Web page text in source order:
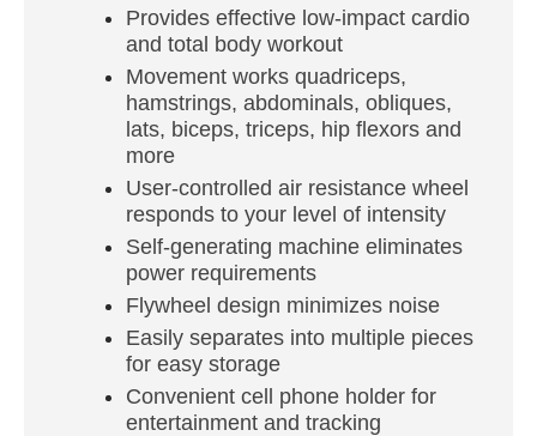
Provides effective low-impact cardio
and total body workout
Movement works quadriceps,
hamstrings, abdominals, obliques,
lats, biceps, triceps, hip flexors and
more
User-controlled air resistance wheel
responds to your level of intensity
Self-generating machine eliminates
power requirements
Flywheel design minimizes noise
Easily separates into multiple pieces
for easy storage
Convenient cell phone holder for
entertainment and tracking